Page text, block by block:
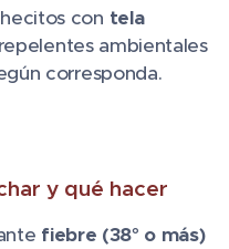
con tela
ambientales
corresponda.
y qué hacer
fiebre (38° o más)